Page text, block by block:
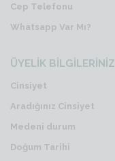
Cep Telefonu
Whatsapp Var Mı?
ÜYELİK BİLGİLERİNİZ
Cinsiyet
Aradığınız Cinsiyet
Medeni durum
Doğum Tarihi